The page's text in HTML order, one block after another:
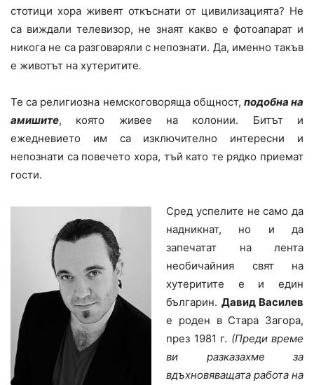
стотици хора живеят откъснати от цивилизацията? Не
са виждали телевизор, не знаят какво е фотоапарат и
никога не са разговаряли с непознати. Да, именно такъв
е животът на хутеритите.
Те са религиозна немскоговоряща общност, подобна на
амишите, която живее на колонии. Битът и
ежедневието им са изключително интересни и
непознати са повечето хора, тъй като те рядко приемат
гости.
Сред успелите не само да
надникнат, но и да
запечатат на лента
необичайния свят на
хутеритите е и един
българин. Давид Василев
е роден в Стара Загора,
през 1981 г. (Преди време
ви разказахме за
вдъхновяващата работа на